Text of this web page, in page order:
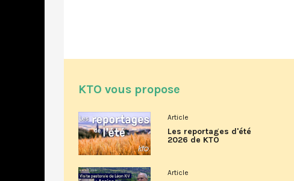
KTO vous propose
Article
Les reportages d'été
2026 de KTO
Article